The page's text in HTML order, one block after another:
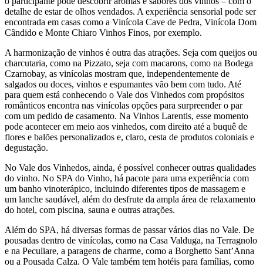
detalhe de estar de olhos vendados. A experiência sensorial pode ser
encontrada em casas como a Vinícola Cave de Pedra, Vinícola Dom
Cândido e Monte Chiaro Vinhos Finos, por exemplo.
A harmonização de vinhos é outra das atrações. Seja com queijos ou
charcutaria, como na Pizzato, seja com macarons, como na Bodega
Czarnobay, as vinícolas mostram que, independentemente de
salgados ou doces, vinhos e espumantes vão bem com tudo. Até
para quem está conhecendo o Vale dos Vinhedos com propósitos
românticos encontra nas vinícolas opções para surpreender o par
com um pedido de casamento. Na Vinhos Larentis, esse momento
pode acontecer em meio aos vinhedos, com direito até a buquê de
flores e balões personalizados e, claro, cesta de produtos coloniais e
degustação.
No Vale dos Vinhedos, ainda, é possível conhecer outras qualidades
do vinho. No SPA do Vinho, há pacote para uma experiência com
um banho vinoterápico, incluindo diferentes tipos de massagem e
um lanche saudável, além do desfrute da ampla área de relaxamento
do hotel, com piscina, sauna e outras atrações.
Além do SPA, há diversas formas de passar vários dias no Vale. De
pousadas dentro de vinícolas, como na Casa Valduga, na Terragnolo
e na Peculiare, a paragens de charme, como a Borghetto Sant’Anna
ou a Pousada Calza. O Vale também tem hotéis para famílias, como